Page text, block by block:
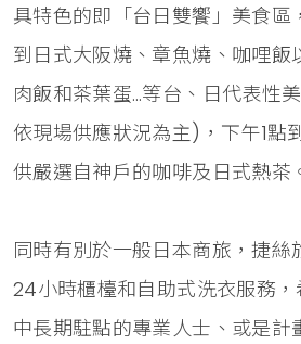
具特色的即「台日雙饗」美食區
到日式大阪燒、章魚燒、咖哩飯
肉飯和茶葉蛋…等台、日代表性
依現場供應狀況為主)，下午1點
供嚴選自神戶的咖啡及日式熱茶
同時有別於一般日本商旅，捷絲
24小時櫃檯和自助式洗衣服務
中長期駐點的專業人士、或是計